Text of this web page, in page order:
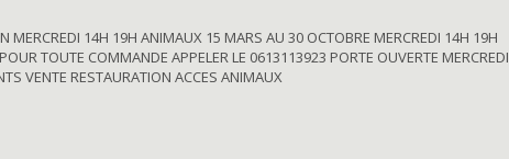
MERCREDI 14H 19H ANIMAUX 15 MARS AU 30 OCTOBRE MERCREDI 14H 19H
TOUTE COMMANDE APPELER LE 0613113923 PORTE OUVERTE MERCREDI
VENTE RESTAURATION ACCES ANIMAUX